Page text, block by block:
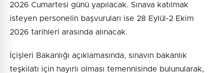
2026 Cumartesi günü yapılacak. Sınava katılmak
isteyen personelin başvuruları ise 28 Eylül-2 Ekim
2026 tarihleri arasında alınacak.
İçişleri Bakanlığı açıklamasında, sınavın bakanlık
teşkilatı için hayırlı olması temennisinde bulunularak,